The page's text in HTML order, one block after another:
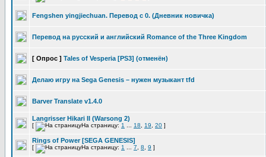
Fengshen yingjiechuan. Перевод с 0. (Дневник новичка)
Перевод на русский и английский Romance of the Three Kingdom
[ Опрос ] Tales of Vesperia [PS3] (отменён)
Делаю игру на Sega Genesis – нужен музыкант tfd
Barver Translate v1.4.0
Langrisser Hikari II (Warsong 2)
[ На страницу: 1 18 19 20 ]
Rings of Power [SEGA GENESIS]
[ На страницу: 1 7 8 9 ]